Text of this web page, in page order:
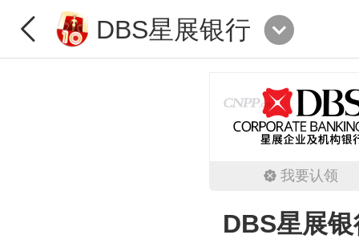
DBS星展银行
我要认领
DBS星展银